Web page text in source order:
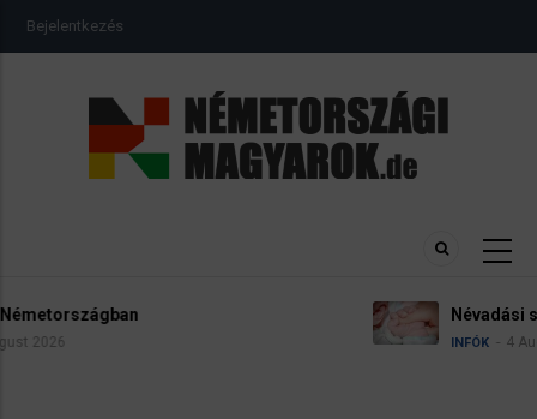
USER
ACCOUNT
Bejelentkezés
Névadási szabályok Németországban